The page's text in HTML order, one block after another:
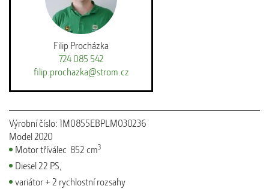
Filip Procházka
724 085 542
filip.prochazka@strom.cz
Výrobní číslo: 1M0855EBPLM030236
Model 2020
Motor tříválec 852 cm3
Diesel 22 PS,
variátor + 2 rychlostní rozsahy